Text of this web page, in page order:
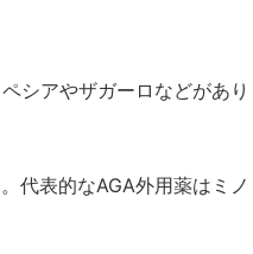
シアやザガーロなどがあり
代表的なAGA外用薬はミノ